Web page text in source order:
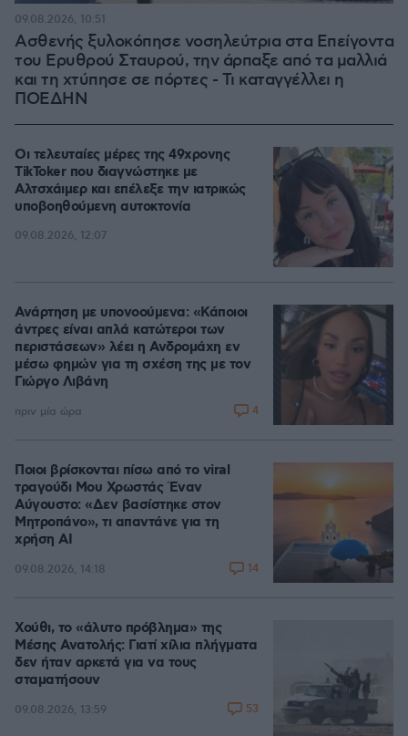
Ασθενής ξυλοκόπησε νοσηλεύτρια στα Επείγοντα
του Ερυθρού Σταυρού, την άρπαξε από τα μαλλιά
και τη χτύπησε σε πόρτες - Τι καταγγέλλει η
ΠΟΕΔΗΝ
09.08.2026, 10:51
Οι τελευταίες μέρες της 49χρονης
TikToker που διαγνώστηκε με
Αλτσχάιμερ και επέλεξε την ιατρικώς
υποβοηθούμενη αυτοκτονία
09.08.2026, 12:07
Ανάρτηση με υπονοούμενα: «Κάποιοι
άντρες είναι απλά κατώτεροι των
περιστάσεων» λέει η Ανδρομάχη εν
μέσω φημών για τη σχέση της με τον
Γιώργο Λιβάνη
πριν μία ώρα 4
Ποιοι βρίσκονται πίσω από το viral
τραγούδι Μου Χρωστάς Έναν
Αύγουστο: «Δεν βασίστηκε στον
Μητροπάνο», τι απαντάνε για τη
χρήση AI
09.08.2026, 14:18 14
Χούθι, το «άλυτο πρόβλημα» της
Μέσης Ανατολής: Γιατί χίλια πλήγματα
δεν ήταν αρκετά για να τους
σταματήσουν
09.08.2026, 13:59 53